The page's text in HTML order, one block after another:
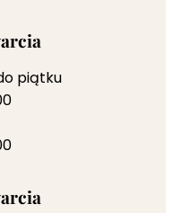
piątku